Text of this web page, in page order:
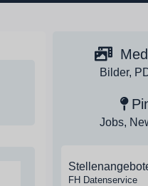
Bilder,
Jobs,
FH Datenservice